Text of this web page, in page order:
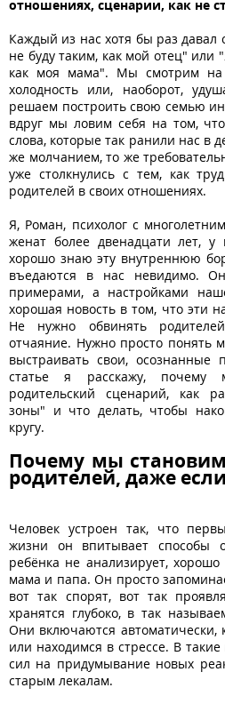
отношениях, сценарии, как не
Каждый из нас хотя бы раз давал
не буду таким, как мой отец" или
как моя мама". Мы смотрим на
холодность или, наоборот,
решаем построить свою семью
вдруг мы ловим себя на том,
слова, которые так ранили нас в
же молчанием, то же
уже столкнулись с тем, как
родителей в своих отношениях.
Я, Роман, психолог с
женат более двенадцати лет,
хорошо знаю эту внутреннюю
въедаются в нас невидимо.
примерами, а настройками
хорошая новость в том, что эти
Не нужно обвинять
отчаяние. Нужно просто понять
выстраивать свои, осознанные
статье я расскажу, почему
родительский сценарий, как
зоны" и что делать, чтобы
кругу.
Почему мы
родителей, даже
Человек устроен так, что
жизни он впитывает способы
ребёнка не анализирует,
мама и папа. Он просто
вот так спорят, вот так
хранятся глубоко, в так
Они включаются автоматически,
или находимся в стрессе. В
сил на придумывание новых
старым лекалам.